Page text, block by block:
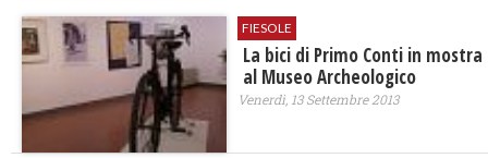
FIESOLE
La bici di Primo Conti in mostra
al Museo Archeologico
Venerdì, 13 Settembre 2013